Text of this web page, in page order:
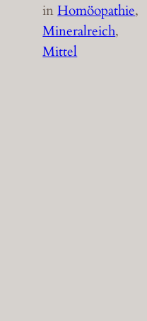
inHomöopathie
Mineralreich
Mittel